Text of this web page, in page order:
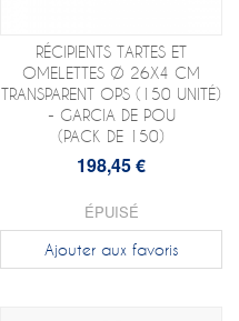
RÉCIPIENTS TARTES ET
OMELETTES Ø 26X4 CM
TRANSPARENT OPS (150 UNITÉ)
- GARCIA DE POU
(PACK DE 150)
198,45 €
ÉPUISÉ
Ajouter aux favoris